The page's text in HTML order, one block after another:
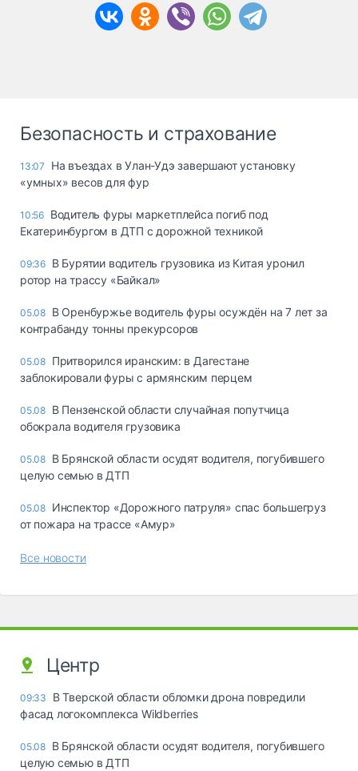
Безопасность и страхование
13:07
Ha въeздax в Улaн-Удэ зaвepшaют ycтaнoвкy
«yмныx» вecoв для фyp
10:56 Водитель фуры маркетплейса погиб под
Екатеринбургом в ДТП с дорожной техникой
09:36 В Бурятии водитель грузовика из Китая уронил
ротор на трассу «Байкал»
05.08 В Оренбуржье водитель фуры осуждён на 7 лет за
контрабанду тонны прекурсоров
05.08 Притворился иранским: в Дагестане
заблокировали фуры с армянским перцем
05.08 В Пензенской области случайная попутчица
обокрала водителя грузовика
05.08 В Брянской области осудят водителя, погубившего
целую семью в ДТП
05.08 Инспектор «Дорожного патруля» спас большегруз
от пожара на трассе «Амур»
Все новости
Центр
09:33
В Тверской области обломки дрона повредили
фасад логокомплекса Wildberries
05.08 В Брянской области осудят водителя, погубившего
целую семью в ДТП